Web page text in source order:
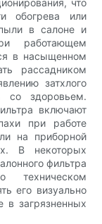
что
обогрева или
в салоне и
работающем
в насыщенном
рассадником
затхлого
со здоровьем.
включают
при работе
на приборной
В некоторых
фильтра
техническом
его визуально
загрязненных